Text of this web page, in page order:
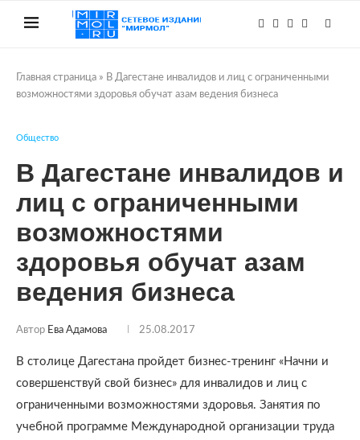
Главная страница » В Дагестане инвалидов и лиц с ограниченными
возможностями здоровья обучат азам ведения бизнеса
Общество
В Дагестане инвалидов и
лиц с ограниченными
возможностями
здоровья обучат азам
ведения бизнеса
Автор Ева Адамова 25.08.2017
В столице Дагестана пройдет бизнес-тренинг «Начни и
совершенствуй свой бизнес» для инвалидов и лиц с
ограниченными возможностями здоровья. Занятия по
учебной программе Международной организации труда